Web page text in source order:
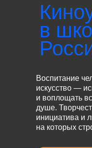
в
Воспитание
искусство —
и воплощать
душе.
инициатива и
на которых